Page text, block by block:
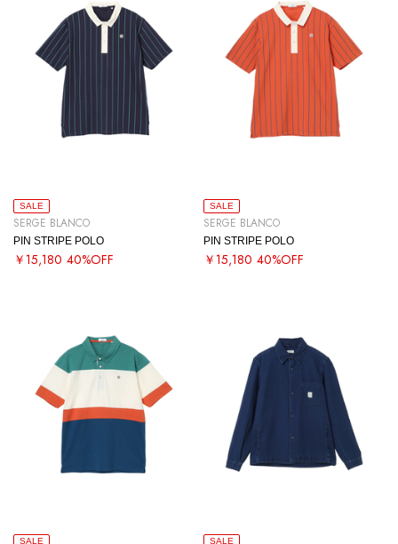
SALE
SERGE BLANCO
PIN STRIPE POLO
￥15,180 40%OFF
SALE
SERGE BLANCO
PIN STRIPE POLO
￥15,180 40%OFF
SALE SALE